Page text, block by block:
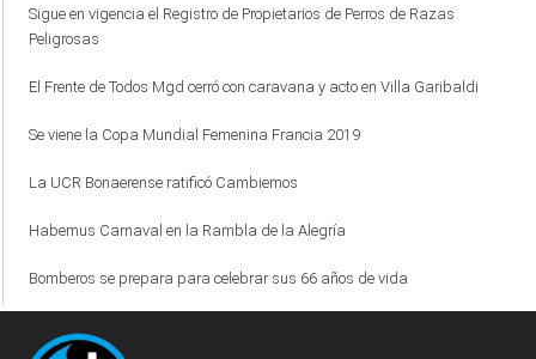
Sigue en vigencia el Registro de Propietarios de Perros de Razas
Peligrosas
El Frente de Todos Mgd cerró con caravana y acto en Villa Garibaldi
Se viene la Copa Mundial Femenina Francia 2019
La UCR Bonaerense ratificó Cambiemos
Habemus Carnaval en la Rambla de la Alegría
Bomberos se prepara para celebrar sus 66 años de vida